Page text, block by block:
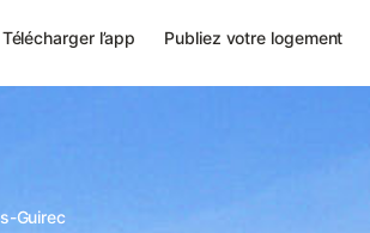
Télécharger l’app Publiez votre logement
Guirec